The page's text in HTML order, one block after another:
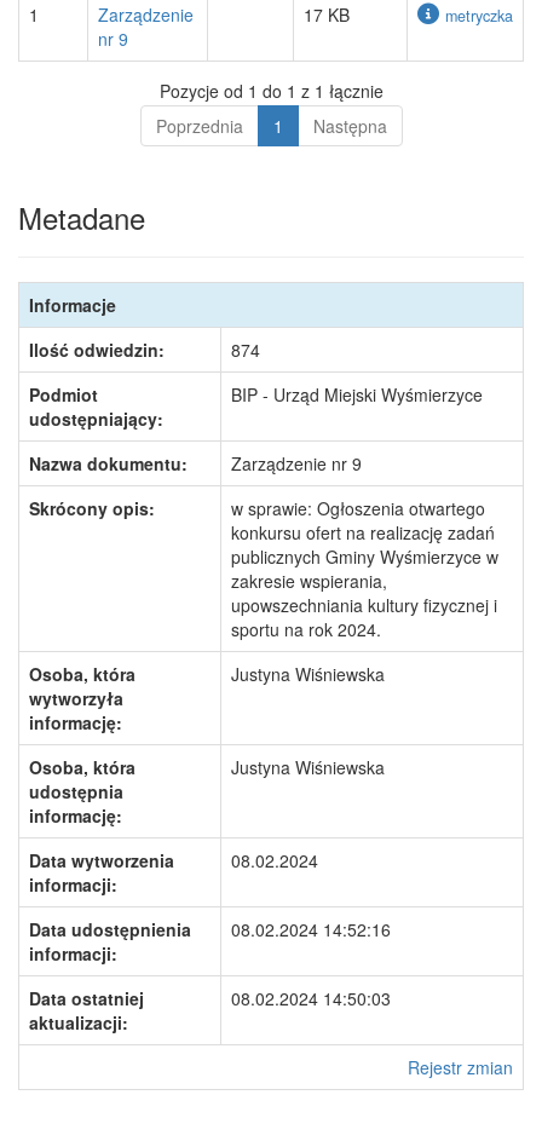
1
Zarządzenie
nr 9
17 KB metryczka
Pozycje od 1 do 1 z 1 łącznie
Poprzednia
1 Następna
Metadane
Informacje
Ilość odwiedzin:
874
Podmiot
udostępniający:
BIP - Urząd Miejski Wyśmierzyce
Nazwa dokumentu:
Zarządzenie nr 9
Skrócony opis:
w sprawie: Ogłoszenia otwartego
konkursu ofert na realizację zadań
publicznych Gminy Wyśmierzyce w
zakresie wspierania,
upowszechniania kultury fizycznej i
sportu na rok 2024.
Osoba, która
wytworzyła
informację:
Justyna Wiśniewska
Osoba, która
udostępnia
informację:
Justyna Wiśniewska
Data wytworzenia
informacji:
08.02.2024
Data udostępnienia
informacji:
08.02.2024 14:52:16
Data ostatniej
aktualizacji:
08.02.2024 14:50:03
Rejestr zmian